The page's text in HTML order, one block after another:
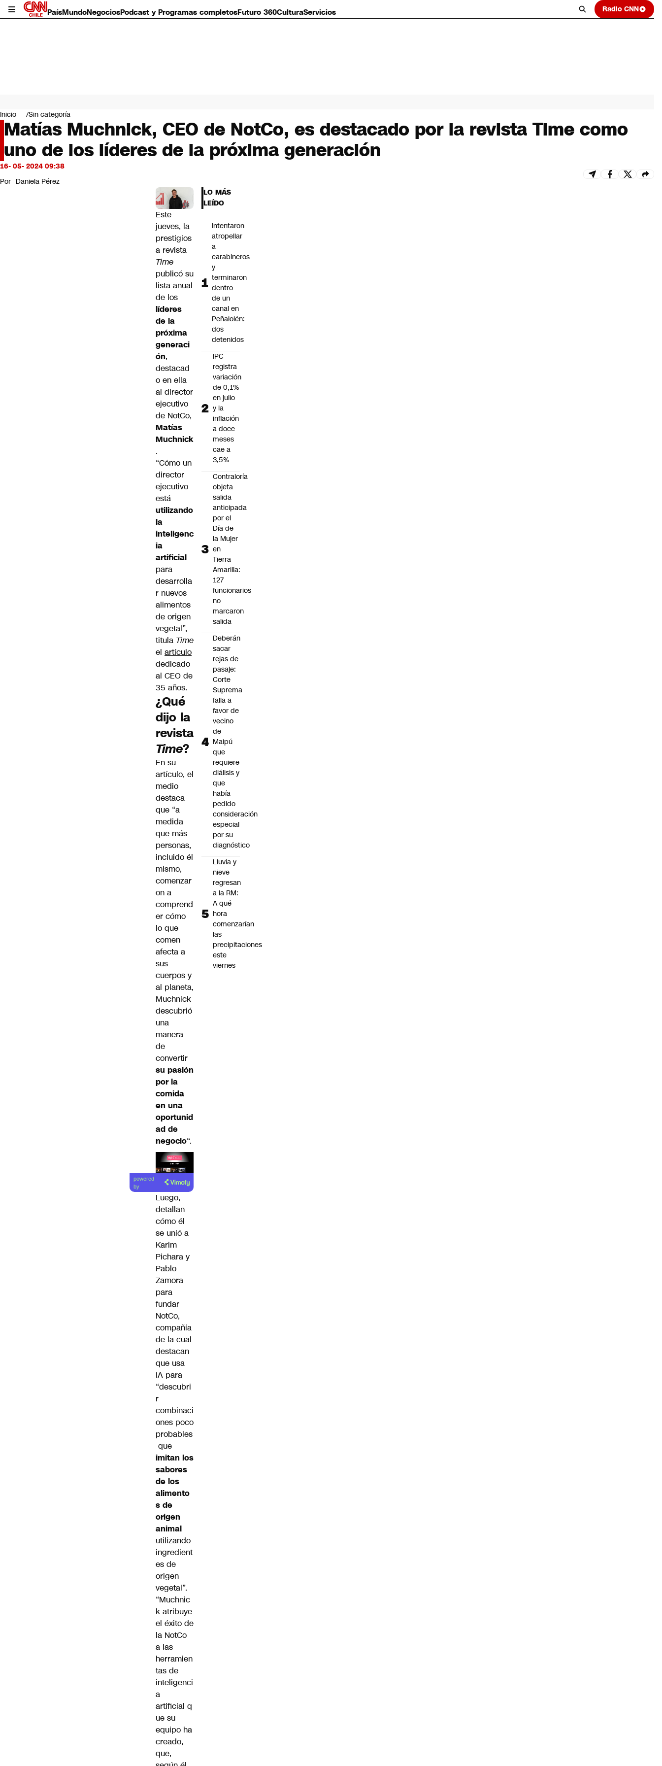
PaísMundoNegociosPodcast y Programas completosFuturo 360CulturaServicios Radio CNN
Mundo
Negocios
Deportes
Programas completos
Cultura
Servicios
Bits
CNN Data
Inicio Sin categoría
Matías Muchnick, CEO de NotCo, es destacado por la revista Time como
uno de los líderes de la próxima generación
16- 05- 2024 09:38
Por Daniela Pérez
Este
jueves, la
prestigios
a revista
Time
publicó su
lista anual
de los
líderes
de la
próxima
generaci
ón,
destacad
o en ella
al director
ejecutivo
de NotCo,
Matías
Muchnick
.
“Cómo un
director
ejecutivo
está
utilizando
la
inteligenc
ia
artificial
para
desarrolla
r nuevos
alimentos
de origen
vegetal”,
titula Time
el artículo
dedicado
al CEO de
35 años.
¿Qué
dijo la
revista
Time?
En su
artículo, el
medio
destaca
que “a
medida
que más
personas,
incluido él
mismo,
comenzar
on a
comprend
er cómo
lo que
comen
afecta a
sus
cuerpos y
al planeta,
Muchnick
descubrió
una
manera
de
convertir
su pasión
por la
comida
en una
oportunid
ad de
negocio“.
Lea el
artículo
powered
by
Luego,
detallan
cómo él
se unió a
Karim
Pichara y
Pablo
Zamora
para
fundar
NotCo,
compañía
de la cual
destacan
que usa
IA para
“descubri
r
combinaci
ones poco
probables
que
imitan los
sabores
de los
alimento
s de
origen
animal
utilizando
ingredient
es de
origen
vegetal”.
“Muchnic
k atribuye
el éxito de
la NotCo
a las
herramien
tas de
inteligenci
a
artificial q
ue su
equipo ha
creado,
que,
LO MÁS
LEÍDO
Intentaron
atropellar
a
carabineros
y
terminaron
dentro
de un
canal en
Peñalolén:
dos
detenidos
IPC
registra
variación
de 0,1%
en julio
y la
inflación
a doce
meses
cae a
3,5%
Contraloría
objeta
salida
anticipada
por el
Día de
la Mujer
en
Tierra
Amarilla:
127
funcionarios
no
marcaron
salida
Deberán
sacar
rejas de
pasaje:
Corte
Suprema
falla a
favor de
vecino
de
Maipú
que
requiere
diálisis y
que
había
pedido
consideración
especial
por su
diagnóstico
Lluvia y
nieve
regresan
a la RM:
A qué
hora
comenzarían
las
precipitaciones
este
viernes